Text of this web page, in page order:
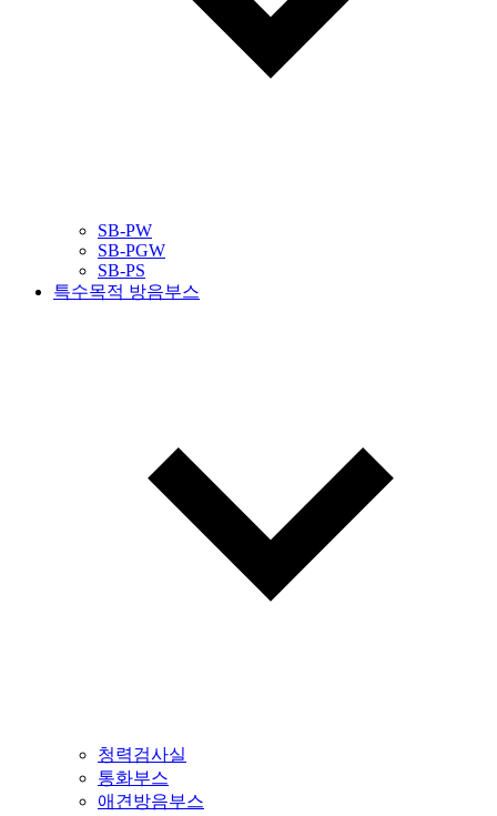
SB-PW
SB-PGW
SB-PS
특수목적 방음부스
청력검사실
통화부스
애견방음부스